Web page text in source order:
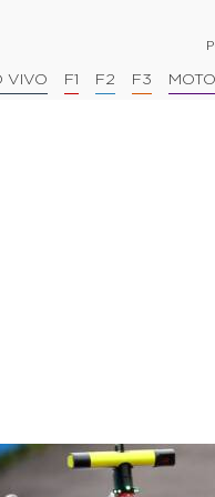
VIVO F1 F2 F3